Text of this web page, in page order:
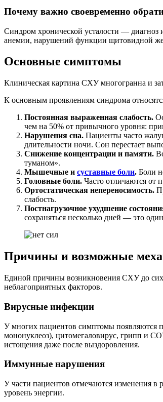
Почему важно своевременно
Синдром хронической усталости — диагноз
анемии, нарушений функции щитовидной
Основные симптомы
Клиническая картина СХУ многогранна и
К основным проявлениям синдрома
Постоянная выраженная слабость.
чем на 50% от привычного уровня:
Нарушения сна. Пациенты часто
длительности ночи. Сон перестает
Снижение концентрации и памяти.
туманом».
Мышечные и суставные боли. Боли
Головные боли. Часто отличаются от
Ортостатическая непереносимость.
слабость.
Постнагрузочное ухудшение
сохраняться несколько дней — это
Причины и возможные
Единой причины возникновения СХУ до сих
неблагоприятных факторов.
Вирусные инфекции
У многих пациентов симптомы появляются
мононуклеоз), цитомегаловирус, грипп и
истощения даже после выздоровления.
Иммунные нарушения
У части пациентов отмечаются изменения в
уровень энергии.